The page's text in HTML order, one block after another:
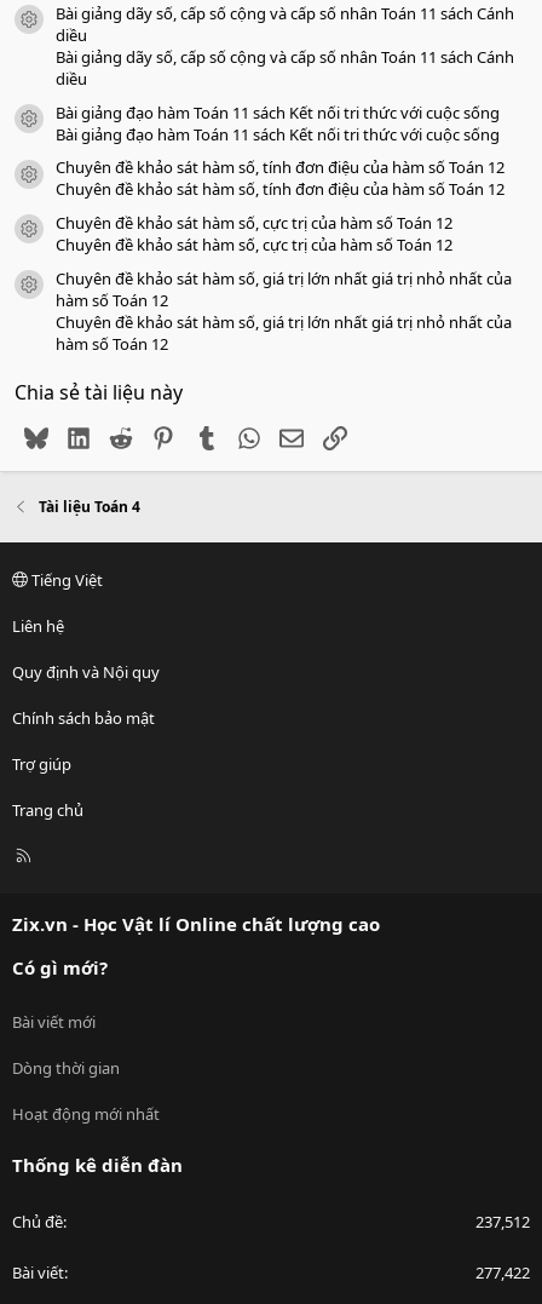
a
icon tài liệu
Bài giảng dãy số, cấp số cộng và cấp số nhân Toán 11 sách Cánh
diều
Bài giảng dãy số, cấp số cộng và cấp số nhân Toán 11 sách Cánh
diều
icon tài liệu
Bài giảng đạo hàm Toán 11 sách Kết nối tri thức với cuộc sống
Bài giảng đạo hàm Toán 11 sách Kết nối tri thức với cuộc sống
icon tài liệu
Chuyên đề khảo sát hàm số, tính đơn điệu của hàm số Toán 12
Chuyên đề khảo sát hàm số, tính đơn điệu của hàm số Toán 12
icon tài liệu
Chuyên đề khảo sát hàm số, cực trị của hàm số Toán 12
Chuyên đề khảo sát hàm số, cực trị của hàm số Toán 12
icon tài liệu
Chuyên đề khảo sát hàm số, giá trị lớn nhất giá trị nhỏ nhất của
hàm số Toán 12
Chuyên đề khảo sát hàm số, giá trị lớn nhất giá trị nhỏ nhất của
hàm số Toán 12
Chia sẻ tài liệu này
BlueskyLinkedIn
Reddit PinterestTumblr WhatsApp
EmailLink
Tài liệu Toán 4
Tiếng Việt
Liên hệ
Quy định và Nội quy
Chính sách bảo mật
Trợ giúp
Trang chủ
R
Zix.vn - Học Vật lí Online chất lượng cao
Có gì mới?
Bài viết mới
Dòng thời gian
Hoạt động mới nhất
Thống kê diễn đàn
Chủ đề 237,512
Bài viết 277,422